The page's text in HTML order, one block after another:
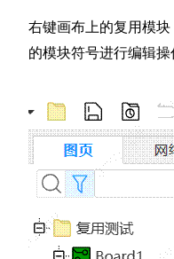
右键画布上的复用模块
的模块符号进行编辑操